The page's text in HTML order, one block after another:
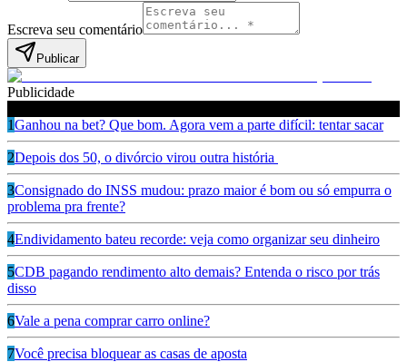
Escreva seu comentário
Publicar
Publicidade
1Ganhou na bet? Que bom. Agora vem a parte difícil: tentar sacar
2Depois dos 50, o divórcio virou outra história
3Consignado do INSS mudou: prazo maior é bom ou só empurra o
problema pra frente?
4Endividamento bateu recorde: veja como organizar seu dinheiro
5CDB pagando rendimento alto demais? Entenda o risco por trás
disso
6Vale a pena comprar carro online?
7Você precisa bloquear as casas de aposta